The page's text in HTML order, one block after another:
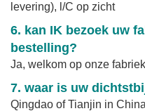
levering), l/C op zicht
6. kan IK bezoek uw
bestelling?
Ja, welkom op onze
7. waar is uw
Qingdao of Tianjin in China